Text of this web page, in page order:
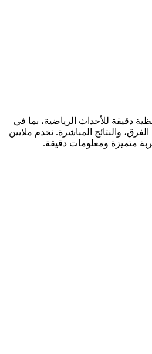
دقيقة للأحداث الرياضية، بما في
والنتائج المباشرة. نخدم ملايين
متميزة ومعلومات دقيقة.